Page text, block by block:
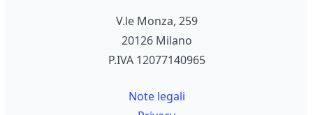
V.le Monza, 259
20126 Milano
P.IVA 12077140965
Note legali